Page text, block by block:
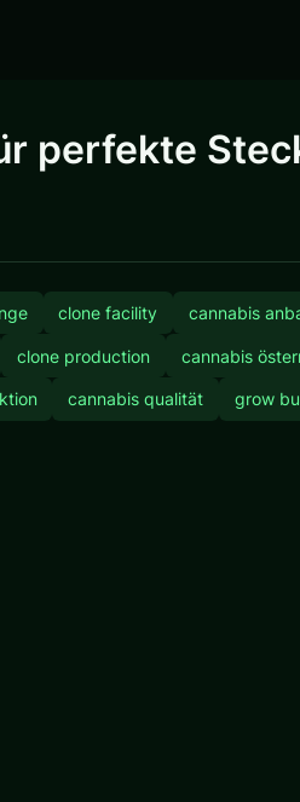
perfekte
clone facility cannabis
clone production cannabis
cannabis qualität grow